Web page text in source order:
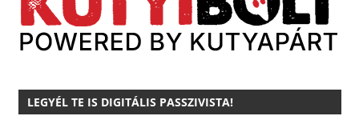
LEGYÉL TE IS DIGITÁLIS PASSZIVISTA!